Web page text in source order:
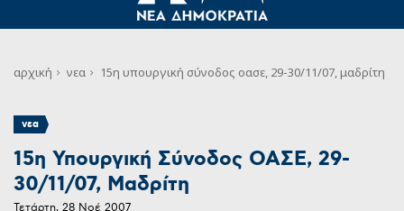
αρχική νεα 15η υπουργική σύνοδος οασε, 29-30/11/07, μαδρίτη
νεα
15η Υπουργική Σύνοδος ΟΑΣΕ, 29-
30/11/07, Μαδρίτη
Τετάρτη, 28 Νοέ 2007